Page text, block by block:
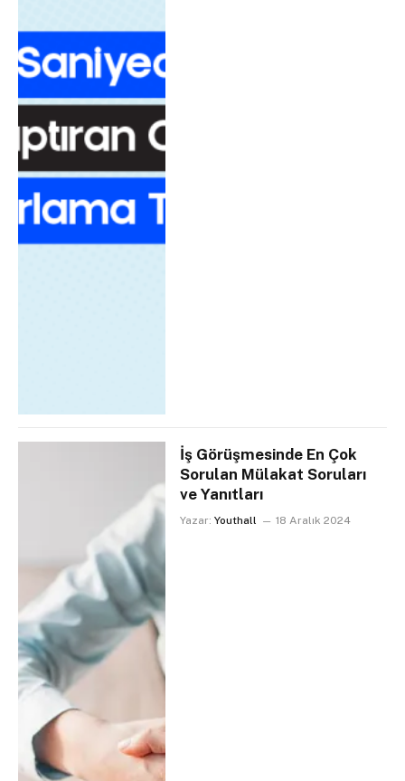
İş Görüşmesinde En Çok
Sorulan Mülakat Soruları
ve Yanıtları
Yazar: Youthall 18 Aralık 2024